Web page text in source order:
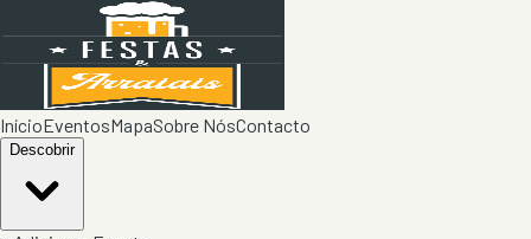
InícioEventosMapaSobre NósContacto
Descobrir